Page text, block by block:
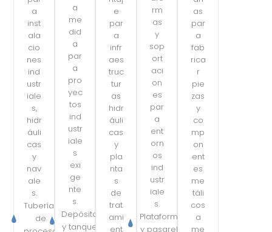
a
inst
ala
cio
nes
ind
ustr
iale
s,
hidr
áuli
cas
y
nav
ale
s.
Tuberías
de
a
me
did
a
par
a
pro
yec
tos
ind
ustr
iale
s
exi
ge
nte
s.
Depósitos
y tanques
e
par
a
infr
aes
truc
tur
as
hidr
áuli
cas
y
pla
nta
s
de
trat
ami
ent
rm
as
y
sop
ort
aci
on
es
par
a
ent
orn
os
ind
ustr
iale
s.
Plataformas
y pasarelas
as
par
a
fab
rica
r
pie
zas
y
co
mp
on
ent
es
me
táli
cos
a
me